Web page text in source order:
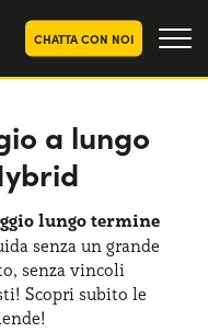
CHATTA CON NOI
TERMINEa lungo
lungo termine
senza un grande
senza vincoli
Scopri subito le